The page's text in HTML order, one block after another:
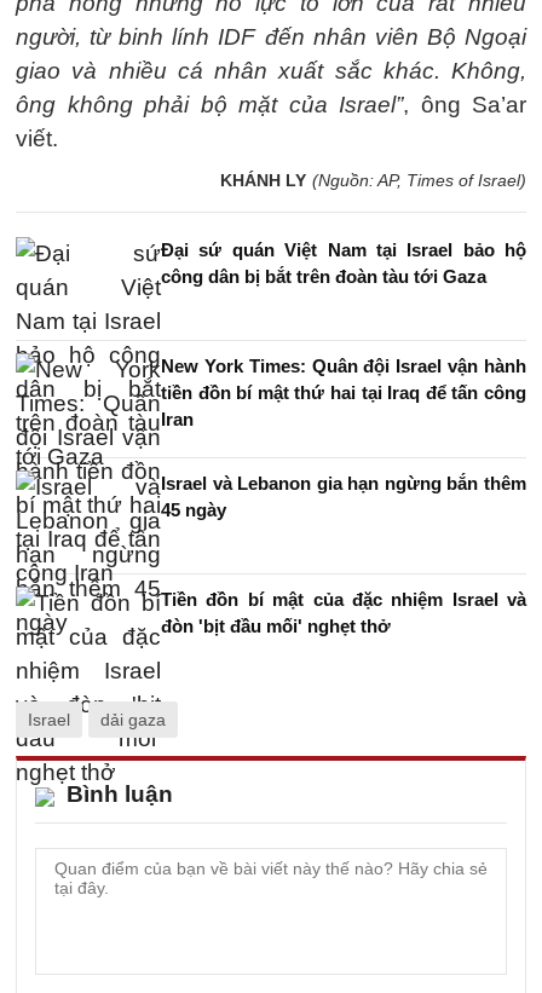
người, từ binh lính IDF đến nhân viên Bộ Ngoại
giao và nhiều cá nhân xuất sắc khác. Không,
ông không phải bộ mặt của Israel”, ông Sa’ar
viết.
KHÁNH LY (Nguồn: AP, Times of Israel)
Đại sứ quán Việt Nam tại Israel bảo hộ
công dân bị bắt trên đoàn tàu tới Gaza
New York Times: Quân đội Israel vận hành
tiền đồn bí mật thứ hai tại Iraq để tấn công
Iran
Israel và Lebanon gia hạn ngừng bắn thêm
45 ngày
Tiền đồn bí mật của đặc nhiệm Israel và
đòn 'bịt đầu mối' nghẹt thở
Israel dải gaza
Bình luận